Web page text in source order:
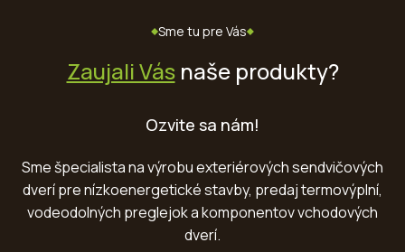
Sme tu pre Vás
Zaujali Vásnaše produkty?
Ozvite sa nám!
Sme špecialista na výrobu exteriérových sendvičových
dverí pre nízkoenergetické stavby, predaj termovýplní,
vodeodolných preglejok a komponentov vchodových
dverí.